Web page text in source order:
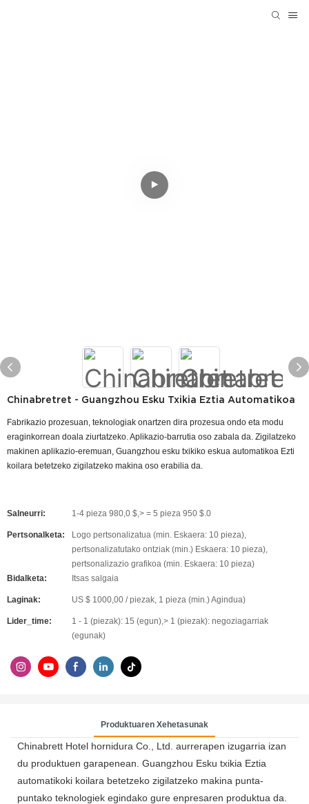
Chinabretret - Guangzhou Esku Txikia Eztia Automatikoa
Fabrikazio prozesuan, teknologiak onartzen dira prozesua ondo eta modu
eraginkorrean doala ziurtatzeko. Aplikazio-barrutia oso zabala da. Zigilatzeko
makinen aplikazio-eremuan, Guangzhou esku txikiko eskua automatikoa Ezti
koilara betetzeko zigilatzeko makina oso erabilia da.
Salneurri: 1-4 pieza 980,0 $,> = 5 pieza 950 $.0
Pertsonalketa:
Logo pertsonalizatua (min. Eskaera: 10 pieza),
pertsonalizatutako ontziak (min.) Eskaera: 10 pieza),
pertsonalizazio grafikoa (min. Eskaera: 10 pieza)
Bidalketa:
Itsas salgaia
Laginak: US $ 1000,00 / piezak, 1 pieza (min.) Agindua)
Lider_time:
1 - 1 (piezak): 15 (egun),> 1 (piezak): negoziagarriak
(egunak)
Produktuaren Xehetasunak
Chinabrett Hotel hornidura Co., Ltd. aurrerapen izugarria izan
du produktuen garapenean. Guangzhou Esku txikia Eztia
automatikoki koilara betetzeko zigilatzeko makina punta-
puntako teknologiek egindako gure enpresaren produktua da.